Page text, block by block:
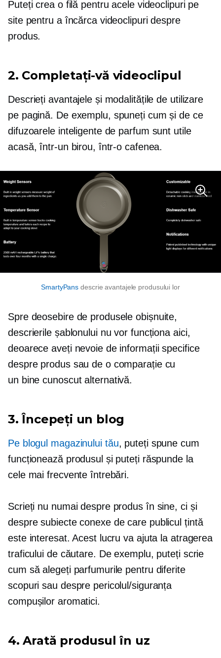
Puteți crea o filă pentru acele videoclipuri pe
site pentru a încărca videoclipuri despre
produs.
2. Completați-vă videoclipul
Descrieți avantajele și modalitățile de utilizare
pe pagină. De exemplu, spuneți cum și de ce
difuzoarele inteligente de parfum sunt utile
acasă, într-un birou, într-o cafenea.
SmartyPans descrie avantajele produsului lor
Spre deosebire de produsele obișnuite,
descrierile șablonului nu vor funcționa aici,
deoarece aveți nevoie de informații specifice
despre produs sau de o comparație cu
un bine cunoscutalternativă.
3. Începeți un blog
Pe blogul magazinului tău, puteți spune cum
funcționează produsul și puteți răspunde la
cele mai frecvente întrebări.
Scrieți nu numai despre produs în sine, ci și
despre subiecte conexe de care publicul țintă
este interesat. Acest lucru va ajuta la atragerea
traficului de căutare. De exemplu, puteți scrie
cum să alegeți parfumurile pentru diferite
scopuri sau despre pericolul/siguranța
compușilor aromatici.
4. Arată produsul în uz